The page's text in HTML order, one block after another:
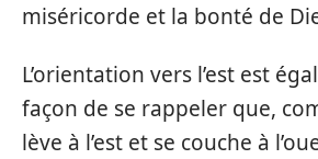
miséricorde et la bonté de
L’orientation vers l’est est
façon de se rappeler que,
lève à l’est et se couche à